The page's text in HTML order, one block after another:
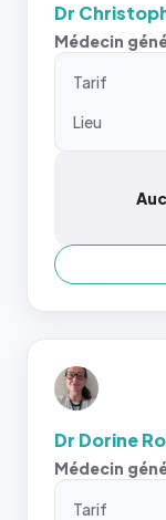
Dr
Médecin
Tarif
Lieu
Dr Dorine
Médecin
Tarif